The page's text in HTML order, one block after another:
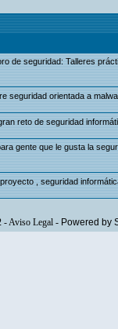
de seguridad: Talleres
seguridad orientada a
reto de seguridad
gente que le gusta la
, seguridad
-Aviso Legal- Powered by